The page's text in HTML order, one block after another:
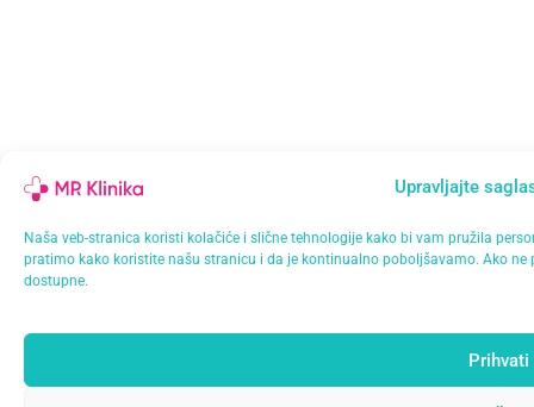
Upravljajte
Naša veb-stranica koristi kolačiće i slične tehnologije kako bi vam pružila
pratimo kako koristite našu stranicu i da je kontinualno poboljšavamo. Ako ne
dostupne.
Prihvati